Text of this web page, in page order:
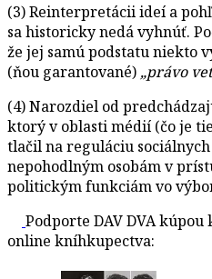
(3) Reinterpretácii ideí a
sa historicky nedá vyhnúť.
že jej samú podstatu niekto
(ňou garantované) „právo
(4) Narozdiel od
ktorý v oblasti médií (čo je
tlačil na reguláciu
nepohodlným osobám v
politickým funkciám vo
Podporte DAV DVA
online kníhkupectva: